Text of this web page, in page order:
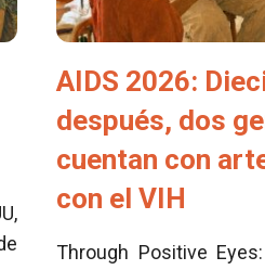
AIDS 2026:
después, dos
cuentan con
con el VIH
Through Positive